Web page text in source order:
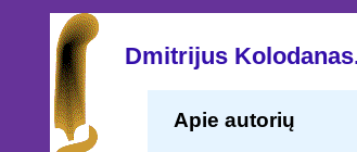
Dmitrijus
Apie autorių